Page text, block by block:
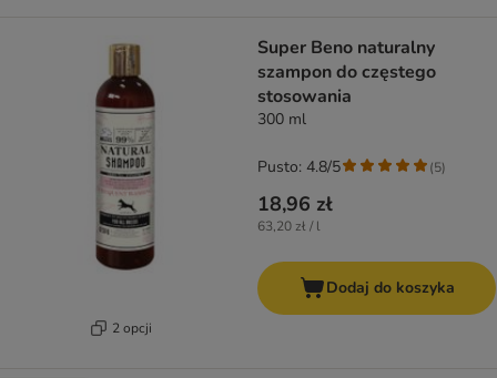
2 opcji
Super Beno naturalny
szampon do częstego
stosowania
300 ml
18,96 zł
63,20 zł / l
Pusto: 4.8/5 (5)
Dodaj do koszyka